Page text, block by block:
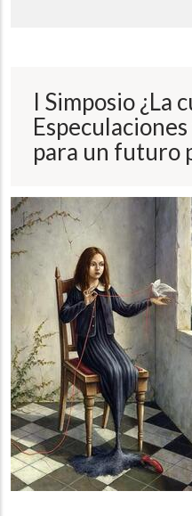
ayuda
navegación
I Simposio ¿La
para un futuro